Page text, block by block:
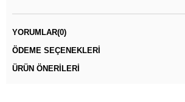
YORUMLAR(0)
ÖDEME SEÇENEKLERI
ÜRÜN ÖNERILERI